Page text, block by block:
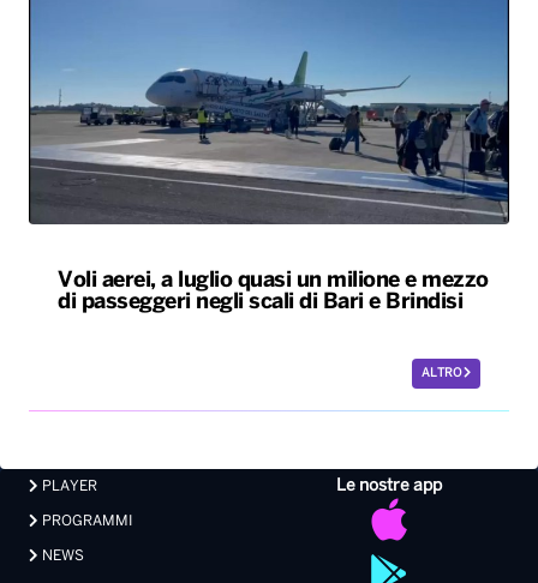
Voli aerei, a luglio quasi un milione e mezzo
di passeggeri negli scali di Bari e Brindisi
ALTRO
Le nostre app
PLAYER
PROGRAMMI
NEWS